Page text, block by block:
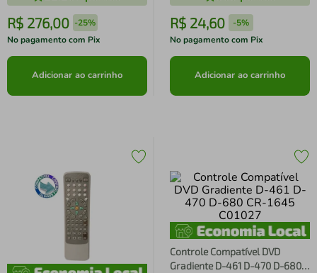
R$ 276,00 -25%
No pagamento com Pix
Adicionar ao carrinho
R$ 24,60 -5%
No pagamento com Pix
Adicionar ao carrinho
Controle Compatível DVD
Gradiente D-461 D-470 D-680